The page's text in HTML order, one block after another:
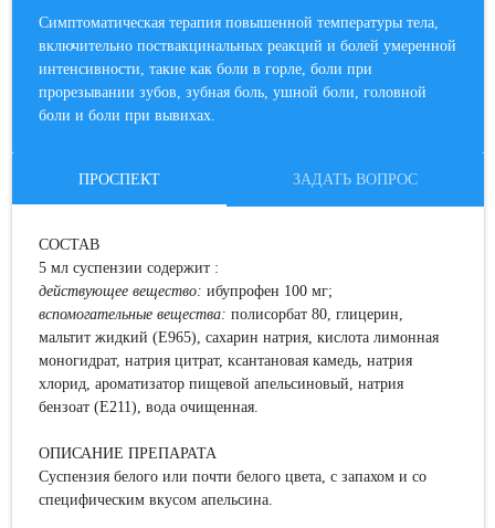
Симптоматическая терапия повышенной температуры тела,
включительно поствакцинальных реакций и болей умеренной
интенсивности, такие как боли в горле, боли при
прорезывании зубов, зубная боль, ушной боли, головной
боли и боли при вывихах.
ПРОСПЕКТ ЗАДАТЬ ВОПРОС
СОСТАВ
5 мл суспензии содержит :
действующeе веществo: ибупрофен 100 мг;
вспомогательные вещества: полисорбат 80, глицерин,
мальтит жидкий (E965), сахарин натрия, кислота лимонная
моногидрат, натрия цитрат, ксантановая камедь, натрия
хлорид, ароматизатор пищевой апельсиновый, натрия
бензоат (E211), вода очищенная.
ОПИСАНИЕ ПРЕПАРАТА
Суспензия белого или почти белого цвета, с запахом и со
специфическим вкусом апельсина.